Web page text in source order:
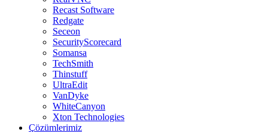
Recast Software
Redgate
Seceon
SecurityScorecard
Somansa
TechSmith
Thinstuff
UltraEdit
VanDyke
WhiteCanyon
Xton Technologies
Çözümlerimiz